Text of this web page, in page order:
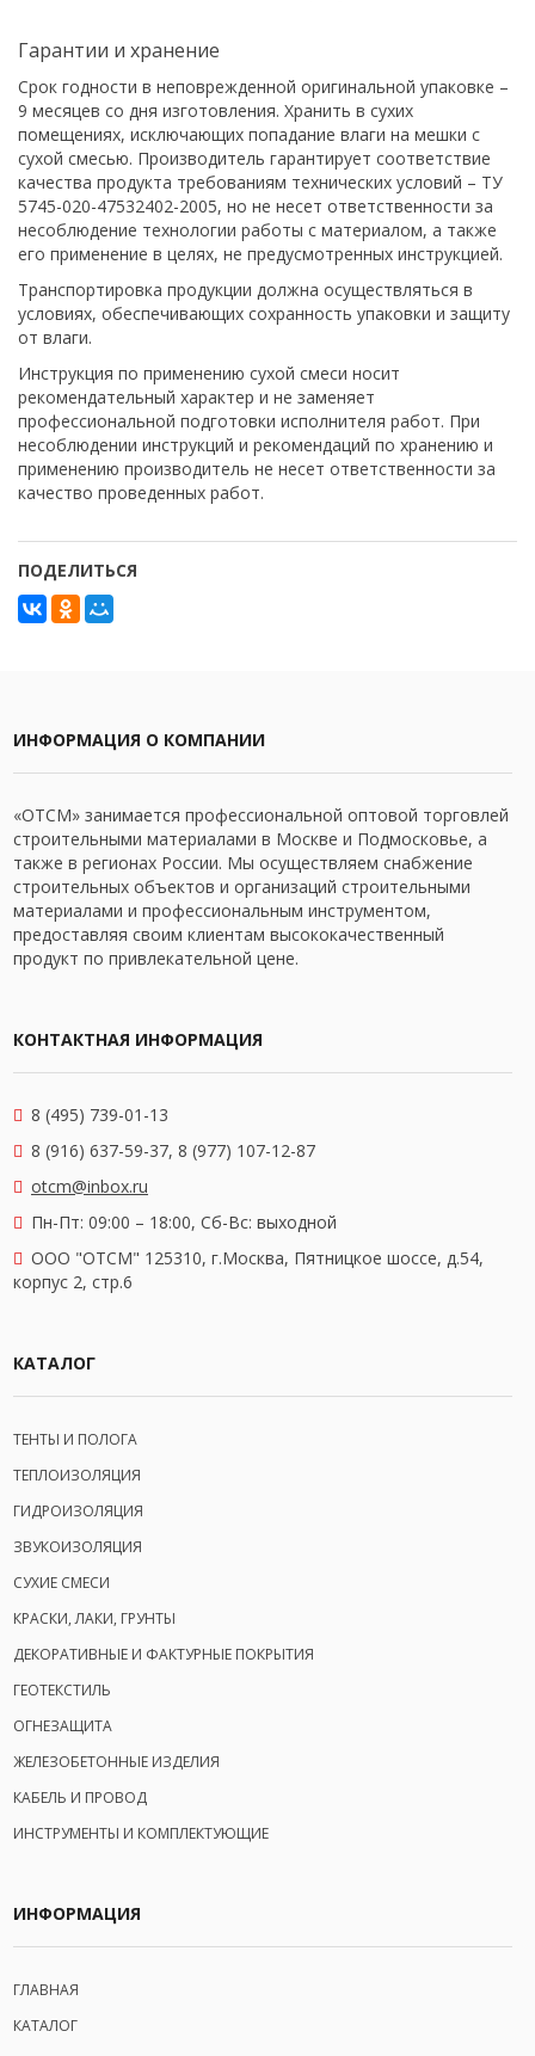
Гарантии и хранение
Срок годности в неповрежденной оригинальной упаковке –
9 месяцев со дня изготовления. Хранить в сухих
помещениях, исключающих попадание влаги на мешки с
сухой смесью. Производитель гарантирует соответствие
качества продукта требованиям технических условий – ТУ
5745-020-47532402-2005, но не несет ответственности за
несоблюдение технологии работы с материалом, а также
его применение в целях, не предусмотренных инструкцией.
Транспортировка продукции должна осуществляться в
условиях, обеспечивающих сохранность упаковки и защиту
от влаги.
Инструкция по применению сухой смеси носит
рекомендательный характер и не заменяет
профессиональной подготовки исполнителя работ. При
несоблюдении инструкций и рекомендаций по хранению и
применению производитель не несет ответственности за
качество проведенных работ.
ПОДЕЛИТЬСЯ
ИНФОРМАЦИЯ О КОМПАНИИ
«ОТСМ» занимается профессиональной оптовой торговлей
строительными материалами в Москве и Подмосковье, а
также в регионах России. Мы осуществляем снабжение
строительных объектов и организаций строительными
материалами и профессиональным инструментом,
предоставляя своим клиентам высококачественный
продукт по привлекательной цене.
КОНТАКТНАЯ ИНФОРМАЦИЯ
8 (495) 739-01-13
8 (916) 637-59-37, 8 (977) 107-12-87
otcm@inbox.ru
Пн-Пт: 09:00 – 18:00, Сб-Вс: выходной
OOO "ОТСМ" 125310, г.Москва, Пятницкое шоссе, д.54,
корпус 2, стр.6
КАТАЛОГ
ТЕНТЫ И ПОЛОГА
ТЕПЛОИЗОЛЯЦИЯ
ГИДРОИЗОЛЯЦИЯ
ЗВУКОИЗОЛЯЦИЯ
СУХИЕ СМЕСИ
КРАСКИ, ЛАКИ, ГРУНТЫ
ДЕКОРАТИВНЫЕ И ФАКТУРНЫЕ ПОКРЫТИЯ
ГЕОТЕКСТИЛЬ
ОГНЕЗАЩИТА
ЖЕЛЕЗОБЕТОННЫЕ ИЗДЕЛИЯ
КАБЕЛЬ И ПРОВОД
ИНСТРУМЕНТЫ И КОМПЛЕКТУЮЩИЕ
ИНФОРМАЦИЯ
ГЛАВНАЯ
КАТАЛОГ